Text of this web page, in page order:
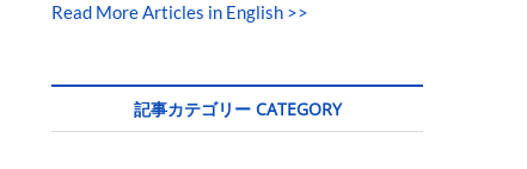
Read More Articles in English >>
記事カテゴリー CATEGORY